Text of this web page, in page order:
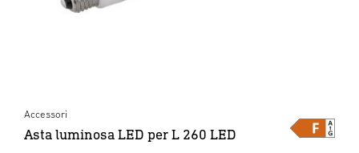
Accessori
Asta luminosa LED per L 260 LED